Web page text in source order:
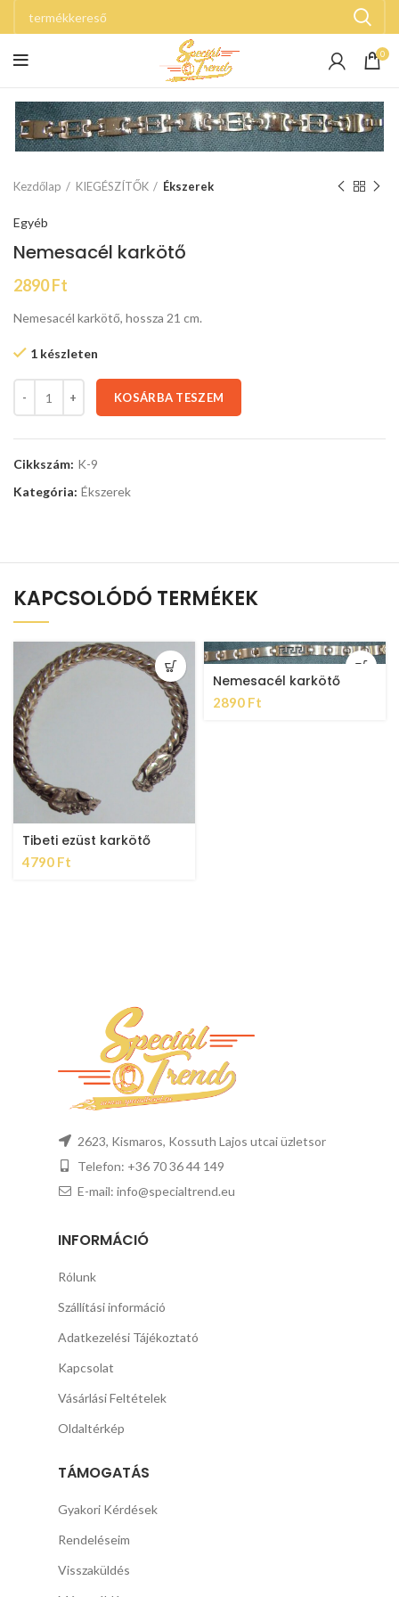
0
Kezdőlap KIEGÉSZÍTŐK Ékszerek
Egyéb
Nemesacél karkötő
2890Ft
Nemesacél karkötő, hossza 21 cm.
1 készleten
KOSÁRBA TESZEM
Cikkszám: K-9
Kategória: Ékszerek
KAPCSOLÓDÓ TERMÉKEK
Tibeti ezüst karkötő
4790 Ft
Nemesacél karkötő
2890 Ft
2623, Kismaros, Kossuth Lajos utcai üzletsor
Telefon: +36 70 36 44 149
E-mail: info@specialtrend.eu
INFORMÁCIÓ
Rólunk
Szállítási információ
Adatkezelési Tájékoztató
Kapcsolat
Vásárlási Feltételek
Oldaltérkép
TÁMOGATÁS
Gyakori Kérdések
Rendeléseim
Visszaküldés